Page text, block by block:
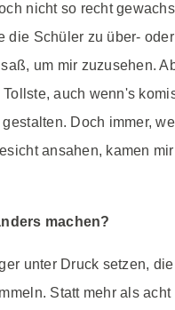
nicht so recht
die Schüler zu über-
um mir zuzusehen.
auch wenn's
Doch immer,
ansahen, kamen
machen?
unter Druck setzen,
Statt mehr als